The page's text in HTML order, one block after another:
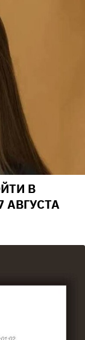
В
АВГУСТА